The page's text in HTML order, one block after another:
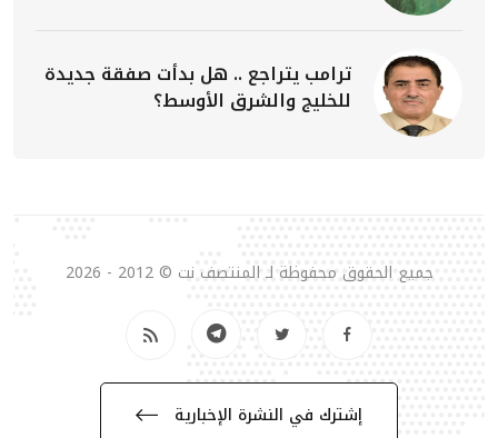
ترامب يتراجع .. هل بدأت صفقة جديدة
للخليج والشرق الأوسط؟
جميع الحقوق محفوظة لـ المنتصف نت © 2012 - 2026
إشترك في النشرة الإخبارية